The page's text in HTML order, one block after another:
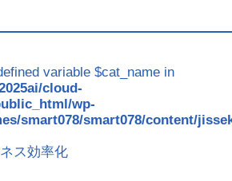
variable $cat_name in
cloud-
wp-
smart078/smart078/content/
ス効率化